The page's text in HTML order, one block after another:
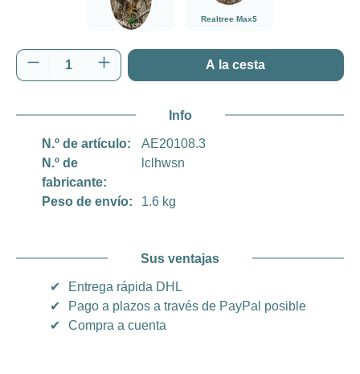
Realtree Max5
Cantidad del producto: introduce la
A la cesta
Info
N.º de artículo:
AE20108.3
N.º de
fabricante:
lclhwsn
Peso de envío: 1.6 kg
Sus ventajas
✔
Entrega rápida DHL
✔
Pago a plazos a través de PayPal posible
✔
Compra a cuenta